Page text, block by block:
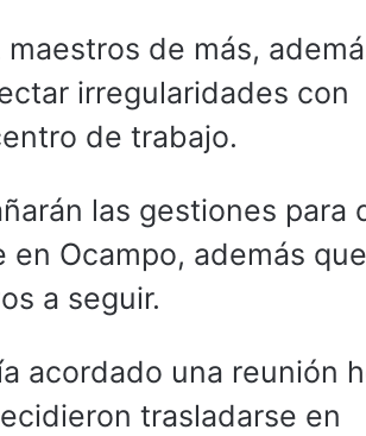
de más,
irregularidades con
de trabajo.
las gestiones para
Ocampo, además
a seguir.
acordado una reunión
trasladarse en